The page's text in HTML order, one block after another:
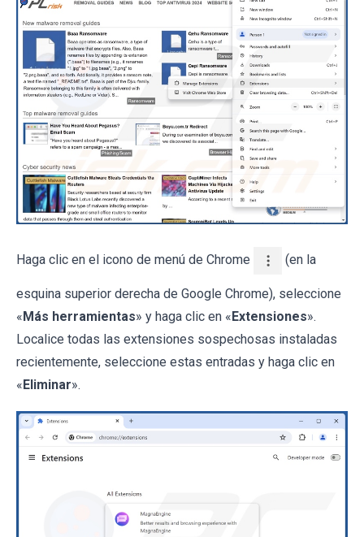
Haga clic en el icono de menú de Chrome (en la
esquina superior derecha de Google Chrome), seleccione
« Más herramientas» y haga clic en « Extensiones».
Localice todas las extensiones sospechosas instaladas
recientemente, seleccione estas entradas y haga clic en
« Eliminar».